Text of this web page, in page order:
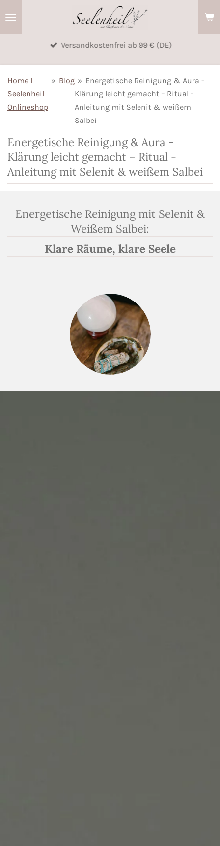
Versandkostenfrei ab 99 € (DE)
Home I
Seelenheil
Onlineshop
» Blog » Energetische Reinigung & Aura -
Klärung leicht gemacht – Ritual -
Anleitung mit Selenit & weißem
Salbei
Energetische Reinigung & Aura -
Klärung leicht gemacht – Ritual -
Anleitung mit Selenit & weißem Salbei
Energetische Reinigung mit Selenit &
Weißem Salbei:
Klare Räume, klare Seele